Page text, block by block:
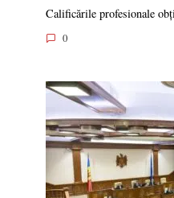
Calificările profesionale
0